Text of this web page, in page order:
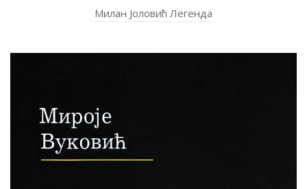
Милан Јоловић Легенда